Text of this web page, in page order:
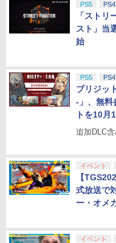
PS5 PS4
「スト
スト」当
始
PS5 PS4
ブリジッ
-」、無料
トを10月
追加DLC
イベント
【
式放送で
ー・オメ
イベント